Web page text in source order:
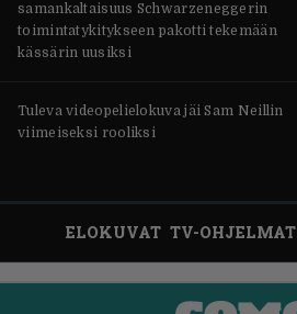
samankaltaisuus Schwarzeneggerin
toimintatykitykseen pakotti tekemään
kässärin uusiksi
Tuleva videopelielokuva jäi Sam Neillin
viimeiseksi rooliksi
ELOKUVAT TV-OHJELMAT